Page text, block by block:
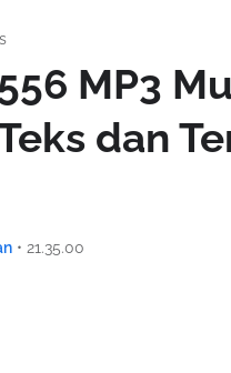
MP3
dan
• 21.35.00